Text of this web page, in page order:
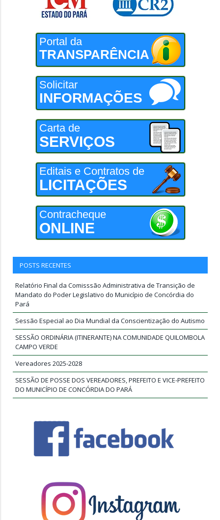
Portal da
TRANSPARÊNCIA
Solicitar
INFORMAÇÕES
Carta de
SERVIÇOS
Editais e Contratos de
LICITAÇÕES
Contracheque
ONLINE
POSTS RECENTES
Relatório Final da Comisssão Administrativa de Transição de
Mandato do Poder Legislativo do Município de Concórdia do
Pará
Sessão Especial ao Dia Mundial da Conscientização do Autismo
SESSÃO ORDINÁRIA (ITINERANTE) NA COMUNIDADE QUILOMBOLA
CAMPO VERDE
Vereadores 2025-2028
SESSÃO DE POSSE DOS VEREADORES, PREFEITO E VICE-PREFEITO
DO MUNICÍPIO DE CONCÓRDIA DO PARÁ